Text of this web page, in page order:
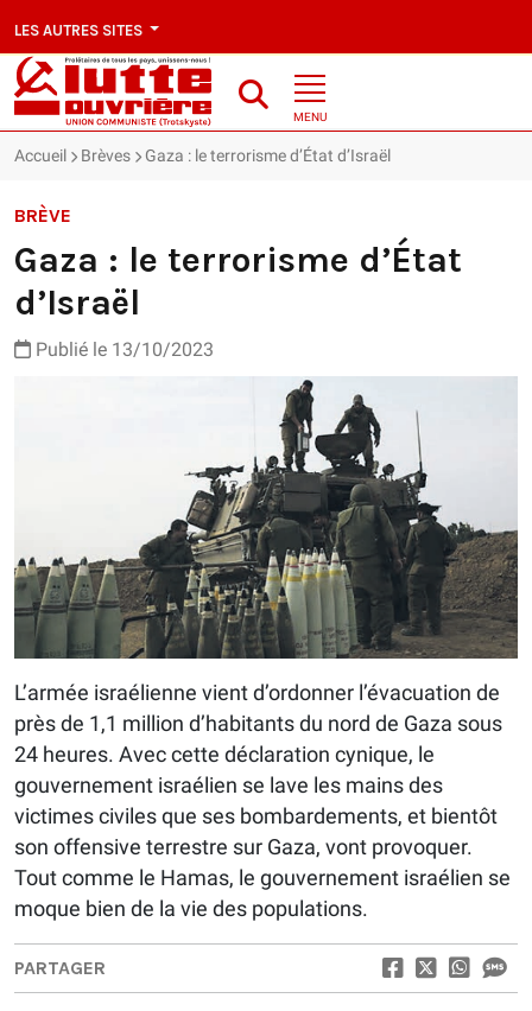
LES AUTRES SITES
MENU
Accueil Brèves Gaza : le terrorisme d’État d’Israël
BRÈVE
Gaza : le terrorisme d’État
d’Israël
Publié le 13/10/2023
L’armée israélienne vient d’ordonner l’évacuation de
près de 1,1 million d’habitants du nord de Gaza sous
24 heures. Avec cette déclaration cynique, le
gouvernement israélien se lave les mains des
victimes civiles que ses bombardements, et bientôt
son offensive terrestre sur Gaza, vont provoquer.
Tout comme le Hamas, le gouvernement israélien se
moque bien de la vie des populations.
PARTAGER